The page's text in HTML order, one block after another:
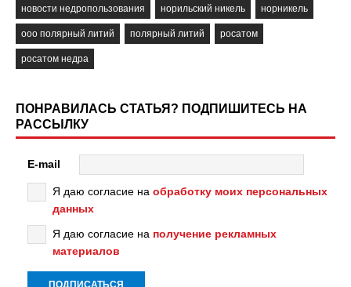
новости недропользования норильский никель норникель
ооо полярный литий полярный литий росатом
росатом недра
ПОНРАВИЛАСЬ СТАТЬЯ? ПОДПИШИТЕСЬ НА
РАССЫЛКУ
E-mail
Я даю согласие на обработку моих персональных
данных
Я даю согласие на получение рекламных
материалов